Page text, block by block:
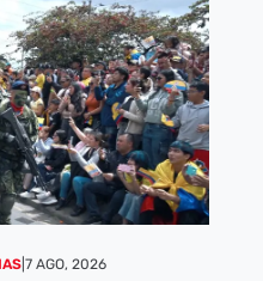
| 7 AGO, 2026